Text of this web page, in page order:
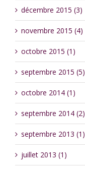
décembre 2015 (3)
novembre 2015 (4)
octobre 2015 (1)
septembre 2015 (5)
octobre 2014 (1)
septembre 2014 (2)
septembre 2013 (1)
juillet 2013 (1)